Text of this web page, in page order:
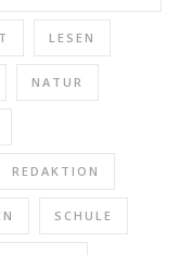
LESEN
NATUR
REDAKTION
SCHULE